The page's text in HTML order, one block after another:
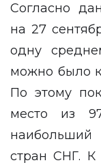
Согласно
на 27
одну
можно было
По этому
место из
наибольший
стран СНГ. К